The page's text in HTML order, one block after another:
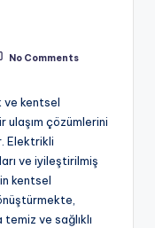
No Comments
ve kentsel
ulaşım çözümlerini
Elektrikli
ve iyileştirilmiş
kentsel
ve sağlıklı